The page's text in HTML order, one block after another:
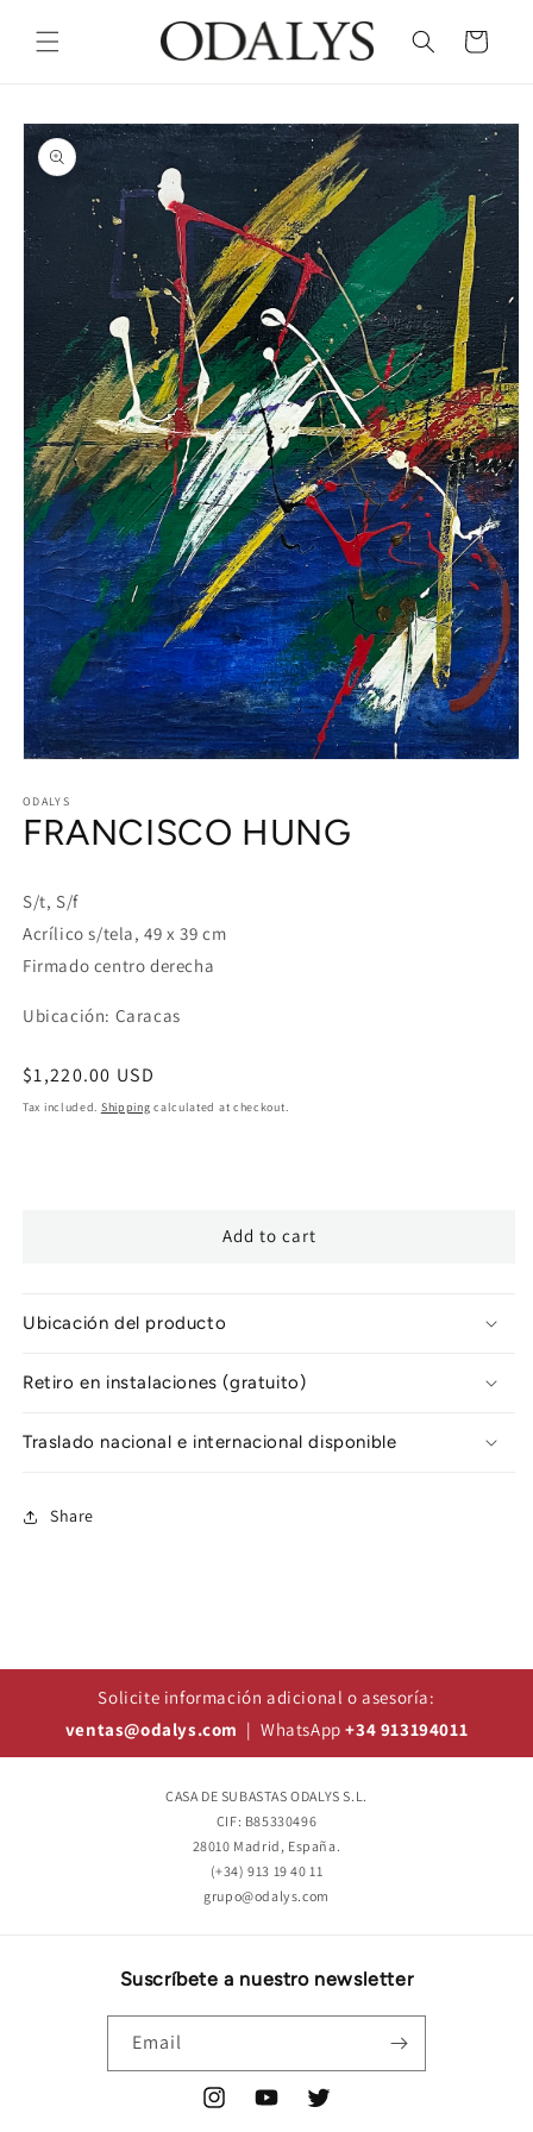
content
Cart
Skip to
product
information
1
in
modal
ODALYS
FRANCISCO HUNG
S/t, S/f
Acrílico s/tela, 49 x 39 cm
Firmado centro derecha
Ubicación: Caracas
Regular
price
$1,220.00 USD
Tax included. Shipping calculated at checkout.
Add to cart
Ubicación del producto
Retiro en instalaciones (gratuito)
Traslado nacional e internacional disponible
Share
Solicite información adicional o asesoría:
ventas@odalys.com | WhatsApp+34 913194011
CASA DE SUBASTAS ODALYS S.L.
CIF: B85330496
28010 Madrid, España.
(+34) 913 19 40 11
grupo@odalys.com
Suscríbete a nuestro newsletter
Email
InstagramYouTubeTwitter